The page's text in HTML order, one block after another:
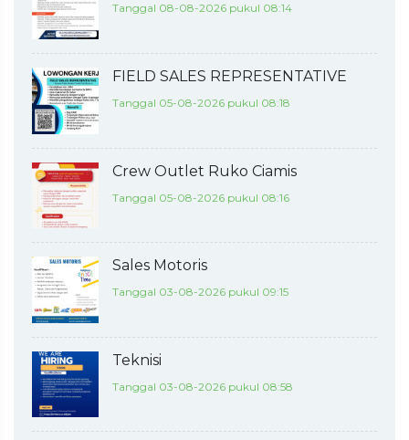
Tanggal 08-08-2026 pukul 08:14
FIELD SALES REPRESENTATIVE
Tanggal 05-08-2026 pukul 08:18
Crew Outlet Ruko Ciamis
Tanggal 05-08-2026 pukul 08:16
Sales Motoris
Tanggal 03-08-2026 pukul 09:15
Teknisi
Tanggal 03-08-2026 pukul 08:58